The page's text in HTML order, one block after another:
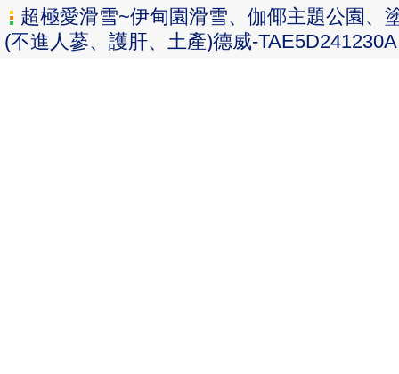
超極愛滑雪~伊甸園滑雪、伽倻主題公園、
(不進人蔘、護肝、土產)德威-TAE5D241230A